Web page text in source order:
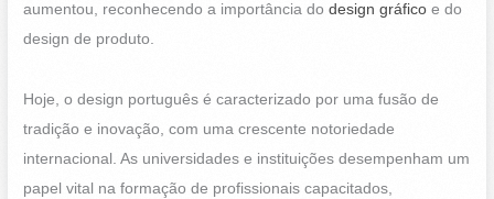
aumentou, reconhecendo a importância dodesign gráfico e do
design de produto.
Hoje, o design português é caracterizado por uma fusão de
tradição e inovação, com uma crescente notoriedade
internacional. As universidades e instituições desempenham um
papel vital na formação de profissionais capacitados,